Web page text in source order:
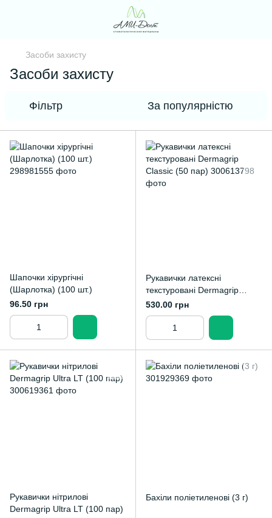
Засоби захисту
Засоби захисту
Фільтр За популярністю
Шапочки хірургічні
(Шарлотка) (100 шт.)
96.50 грн
Рукавички латексні
текстуровані Dermagrip
Classic (50 пар)
530.00 грн
Рукавички нітрилові
Dermagrip Ultra LT (100 пар)
Бахіли поліетиленові (3 г)